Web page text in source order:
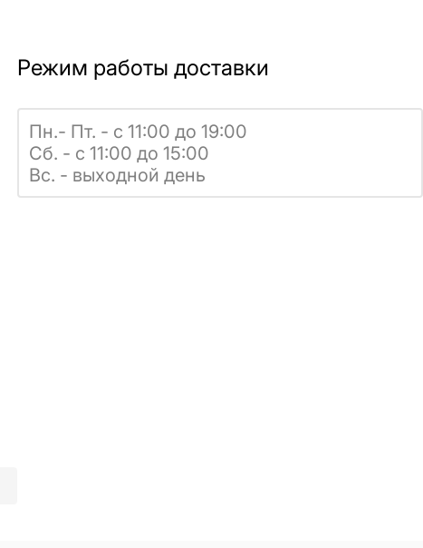
Режим работы доставки
Пн.- Пт. - с 11:00 до 19:00
Сб. - с 11:00 до 15:00
Вс. - выходной день